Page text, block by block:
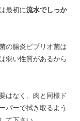
最初に流水でしっか
の腸炎ビブリオ菌は
弱い性質があるから
はなく、肉と同様ド
パーで拭き取るよう